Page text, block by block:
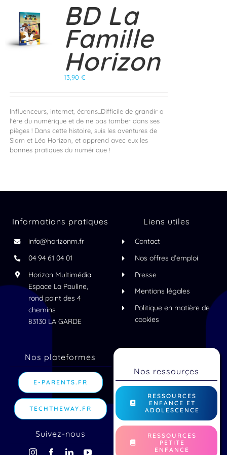
BD La
Famille
Horizon
13,90 €
Influenceurs, internet, écrans...Difficile de grandir a
l'ère du numérique et de ne pas tomber dans ses
pièges ! Dans cette histoire, suis les aventures de
Siam et Léo Horizon, et apprend avec eux les
bonnes pratiques du numérique !
Nos plateformes
E-PARENTS.FR
TECHTHEWAY.FR
Suivez-nous
Liens utiles
Contact
Nos offres d’emploi
Presse
Mentions légales
Politique en matière de
cookies
Informations pratiques
info@horizonm.fr
04 94 61 04 01
Horizon Multimédia
Espace La Pauline,
rond point des 4
chemins
83130 LA GARDE
Nos ressourçes
RESSOURCES
ENFANCE ET
ADOLESCENCE
RESSOURCES
PETITE
ENFANCE